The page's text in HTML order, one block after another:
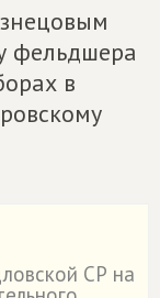
фельдшера
в
СР на